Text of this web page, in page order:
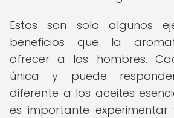
Estos son solo algunos
beneficios que la
ofrecer a los hombres.
única y puede
diferente a los aceites
es importante